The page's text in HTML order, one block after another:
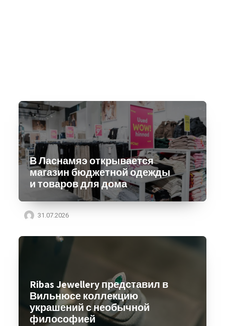
В Ласнамяэ открывается
магазин бюджетной одежды
и товаров для дома
31.07.2026
Ribas Jewellery представил в
Вильнюсе коллекцию
украшений с необычной
философией